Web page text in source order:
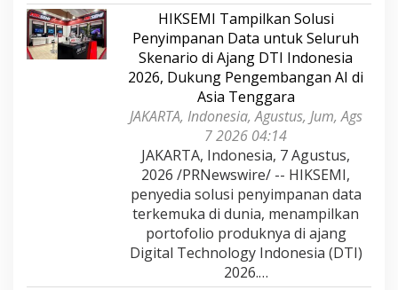
HIKSEMI Tampilkan Solusi
Penyimpanan Data untuk Seluruh
Skenario di Ajang DTI Indonesia
2026, Dukung Pengembangan AI di
Asia Tenggara
JAKARTA, Indonesia, Agustus, Jum, Ags
7 2026 04:14
JAKARTA, Indonesia, 7 Agustus,
2026 /PRNewswire/ -- HIKSEMI,
penyedia solusi penyimpanan data
terkemuka di dunia, menampilkan
portofolio produknya di ajang
Digital Technology Indonesia (DTI)
2026.…